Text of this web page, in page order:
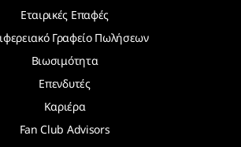
Εταιρικές Επαφές
Γραφείο Πωλήσεων
Βιωσιμότητα
Επενδυτές
Καριέρα
Fan Club Advisors